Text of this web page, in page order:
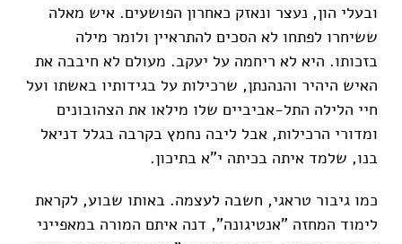
ובעלי הון, נעצר ונאזק כאחרון הפושעים. איש מאלה
ששיחרו לפתחו לא הסכים להתראיין ולומר מילה
בזכותו. היא לא ריחמה על יעקב. מעולם לא חיבבה את
האיש היהיר והנהנתן, שרכילות על בגידותיו באשתו ועל
חיי הלילה התל-אביביים שלו מילאו את הצהובונים
ומדורי הרכילות, אבל ליבה נחמץ בקרבה בגלל דניאל
בנו, שלמד איתה בכיתה י"א בתיכון.
כמו גיבור טראגי, חשבה לעצמה. באותו שבוע, לקראת
לימוד המחזה "אנטיגונה", דנה איתם המורה במאפייני